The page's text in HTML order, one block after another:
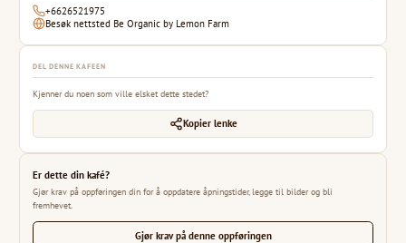
+6626521975
Besøk nettsted Be Organic by Lemon Farm
DEL DENNE KAFEEN
Kjenner du noen som ville elsket dette stedet?
Kopier lenke
Er dette din kafé?
Gjør krav på oppføringen din for å oppdatere åpningstider, legge til bilder og bli
fremhevet.
Gjør krav på denne oppføringen